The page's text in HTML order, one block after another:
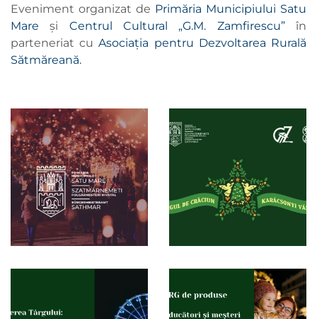
Eveniment organizat de Primăria Municipiului Satu
Mare și Centrul Cultural „G.M. Zamfirescu”în
parteneriat cuAsociația pentru Dezvoltarea Rurală
Sătmăreană.